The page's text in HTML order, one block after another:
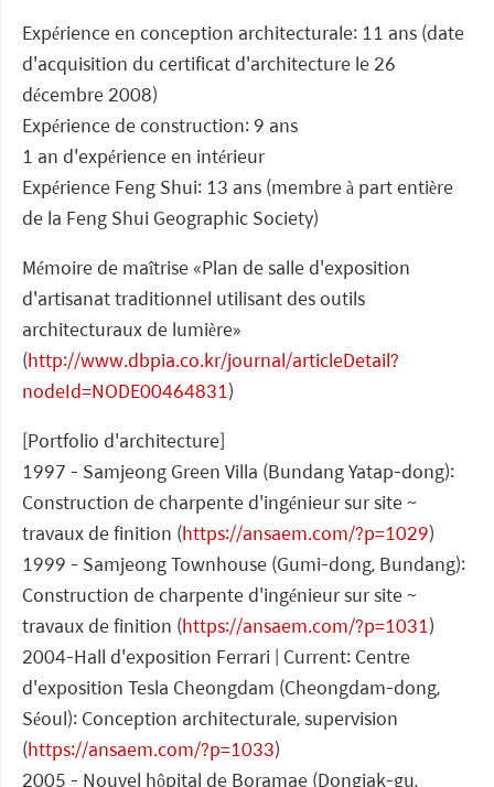
Expérience en conception architecturale: 11 ans (date
d'acquisition du certificat d'architecture le 26
décembre 2008)
Expérience de construction: 9 ans
1 an d'expérience en intérieur
Expérience Feng Shui: 13 ans (membre à part entière
de la Feng Shui Geographic Society)
Mémoire de maîtrise «Plan de salle d'exposition
d'artisanat traditionnel utilisant des outils
architecturaux de lumière»
(http://www.dbpia.co.kr/journal/articleDetail?
nodeId=NODE00464831)
[Portfolio d'architecture]
1997 - Samjeong Green Villa (Bundang Yatap-dong):
Construction de charpente d'ingénieur sur site ~
travaux de finition (https://ansaem.com/?p=1029)
1999 - Samjeong Townhouse (Gumi-dong, Bundang):
Construction de charpente d'ingénieur sur site ~
travaux de finition (https://ansaem.com/?p=1031)
2004-Hall d'exposition Ferrari | Current: Centre
d'exposition Tesla Cheongdam (Cheongdam-dong,
Séoul): Conception architecturale, supervision
(https://ansaem.com/?p=1033)
2005 - Nouvel hôpital de Boramae (Dongjak-gu,